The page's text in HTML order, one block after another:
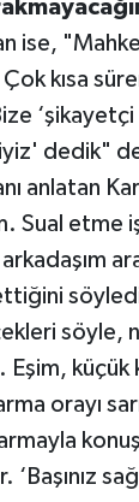
ise,
kısa
dedik"
anlatan
Sual etme
söyle,
küçük
orayı